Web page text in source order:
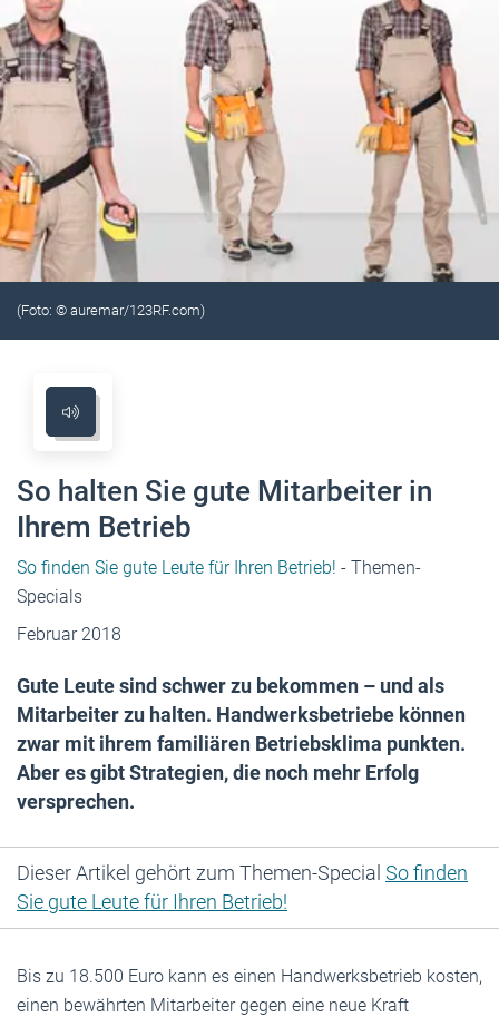
(Foto: © auremar/123RF.com)
So halten Sie gute Mitarbeiter in
Ihrem Betrieb
So finden Sie gute Leute für Ihren Betrieb! - Themen-
Specials
Februar 2018
Gute Leute sind schwer zu bekommen – und als
Mitarbeiter zu halten. Handwerksbetriebe können
zwar mit ihrem familiären Betriebsklima punkten.
Aber es gibt Strategien, die noch mehr Erfolg
versprechen.
Dieser Artikel gehört zum Themen-Special So finden
Sie gute Leute für Ihren Betrieb!
Bis zu 18.500 Euro kann es einen Handwerksbetrieb kosten,
einen bewährten Mitarbeiter gegen eine neue Kraft